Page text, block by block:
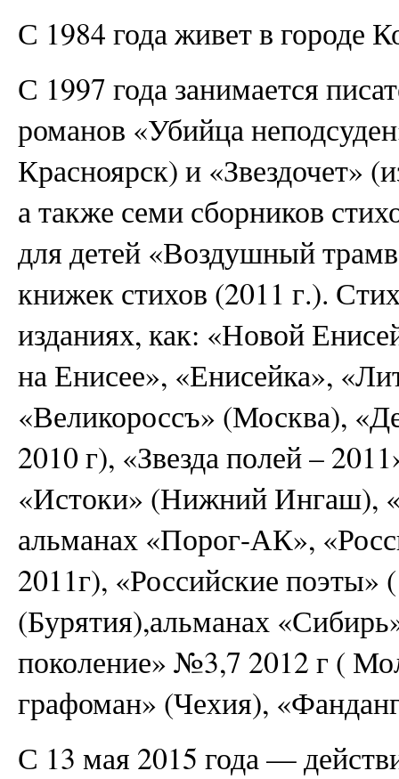
С 1984 года живет в городе
С 1997 года занимается
романов «Убийца
Красноярск) и «Звездочет»
а также семи сборников
для детей «Воздушный
книжек стихов (2011 г.).
изданиях, как: «Новой
на Енисее», «Енисейка»,
«Великороссъ» (Москва),
2010 г), «Звезда полей –
«Истоки» (Нижний Ингаш),
альманах «Порог-АК»,
2011г), «Российские
(Бурятия),альманах
поколение» №3,7 2012 г (
графоман» (Чехия),
С 13 мая 2015 года —